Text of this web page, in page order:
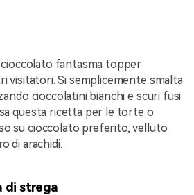
cioccolato fantasma topper
visitatori. Si semplicemente smalta
cioccolatini bianchi e scuri fusi
questa ricetta per le torte o
su cioccolato preferito, velluto
di arachidi.
di strega